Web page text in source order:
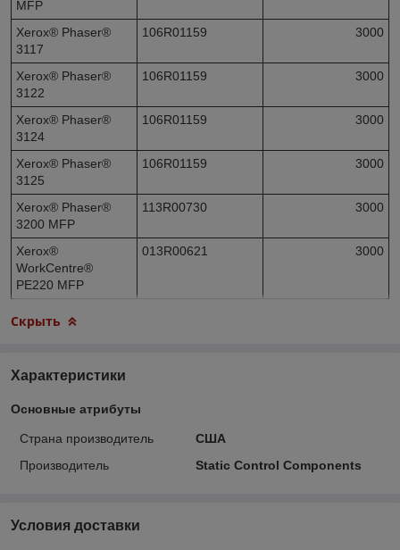
MFP
Xerox® Phaser®
3117
106R01159 3000
Xerox® Phaser®
3122
106R01159 3000
Xerox® Phaser®
3124
106R01159 3000
Xerox® Phaser®
3125
106R01159 3000
Xerox® Phaser®
3200 MFP
113R00730 3000
Xerox®
WorkCentre®
PE220 MFP
013R00621 3000
Скрыть
Характеристики
Основные атрибуты
Страна производитель
США
Производитель
Static Control Components
Условия доставки